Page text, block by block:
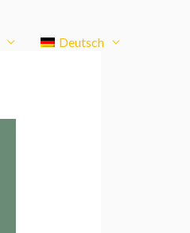
Deutsch